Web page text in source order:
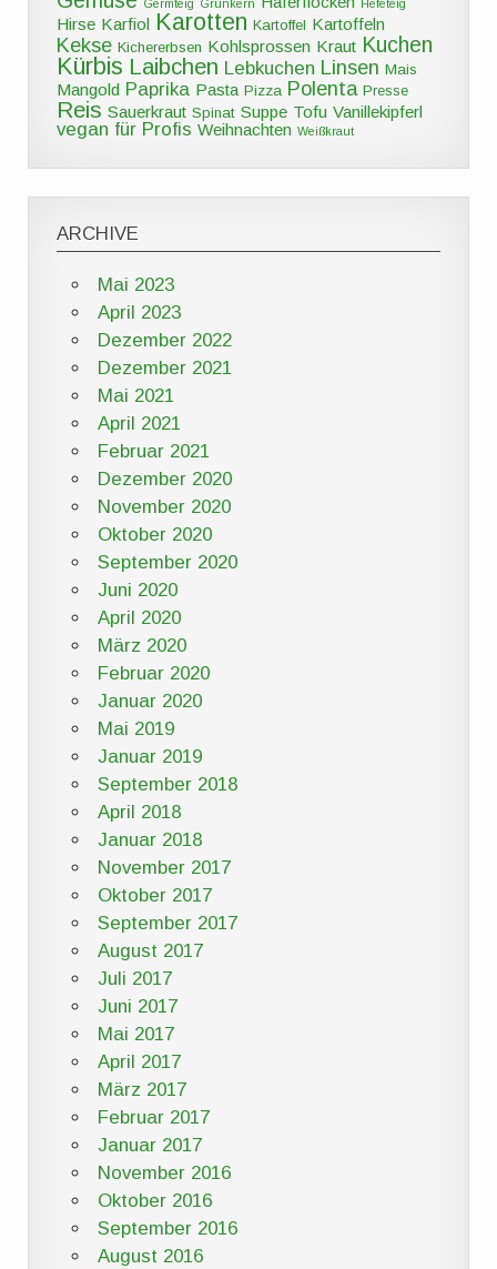
Germteig Grünkern Hefeteig
Hirse Karfiol Karotten Kartoffel Kartoffeln
Kekse Kichererbsen Kohlsprossen Kraut Kuchen
Kürbis Laibchen Lebkuchen Linsen Mais
Mangold Paprika Pasta Pizza Polenta Presse
Reis Sauerkraut Spinat Suppe Tofu Vanillekipferl
vegan für Profis Weihnachten Weißkraut
ARCHIVE
Mai 2023
April 2023
Dezember 2022
Dezember 2021
Mai 2021
April 2021
Februar 2021
Dezember 2020
November 2020
Oktober 2020
September 2020
Juni 2020
April 2020
März 2020
Februar 2020
Januar 2020
Mai 2019
Januar 2019
September 2018
April 2018
Januar 2018
November 2017
Oktober 2017
September 2017
August 2017
Juli 2017
Juni 2017
Mai 2017
April 2017
März 2017
Februar 2017
Januar 2017
November 2016
Oktober 2016
September 2016
August 2016